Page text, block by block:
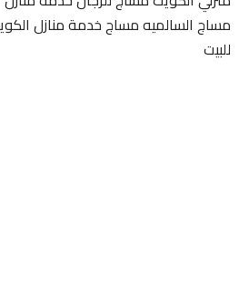
مساج السالميه مساج خدمة منازل
للبيت